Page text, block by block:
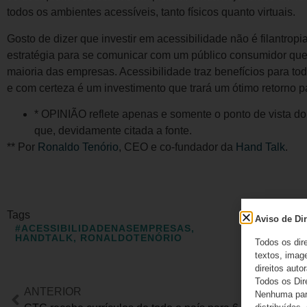
todos os ambientes acessíveis, tanto físicos quanto virtuais.
Gosto de dizer que investir em acessibilidade não é
estratégia para se comunicar com um público consumidor
maioria das empresas. Acessibilidade traz benefícios para
e com certeza é um investimento que trará um ótimo retorno
* OPINIÃO reflete apenas e somente o ponto de vista
que, devidamente citada a fonte.
** Por Ronaldo Tenório, CEO e co-fundador da Hand Talk.
Tags
#ACESSIBILIDADENASEMPRESAS,
HANDTALK, RONALDOTENÓRIO
ANTERIOR
Aviso de
Todos os
textos,
direitos
Todos os
Nenhuma